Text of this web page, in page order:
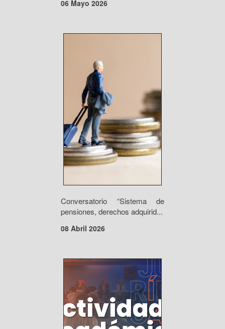
06 Mayo 2026
Conversatorio “Sistema de
pensiones, derechos adquirid...
08 Abril 2026